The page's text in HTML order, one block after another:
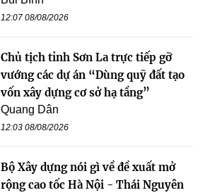
12:07 08/08/2026
Chủ tịch tỉnh Sơn La trực tiếp gỡ
vướng các dự án “Dùng quỹ đất tạo
vốn xây dựng cơ sở hạ tầng”
Quang Dân
12:03 08/08/2026
Bộ Xây dựng nói gì về đề xuất mở
rộng cao tốc Hà Nội - Thái Nguyên